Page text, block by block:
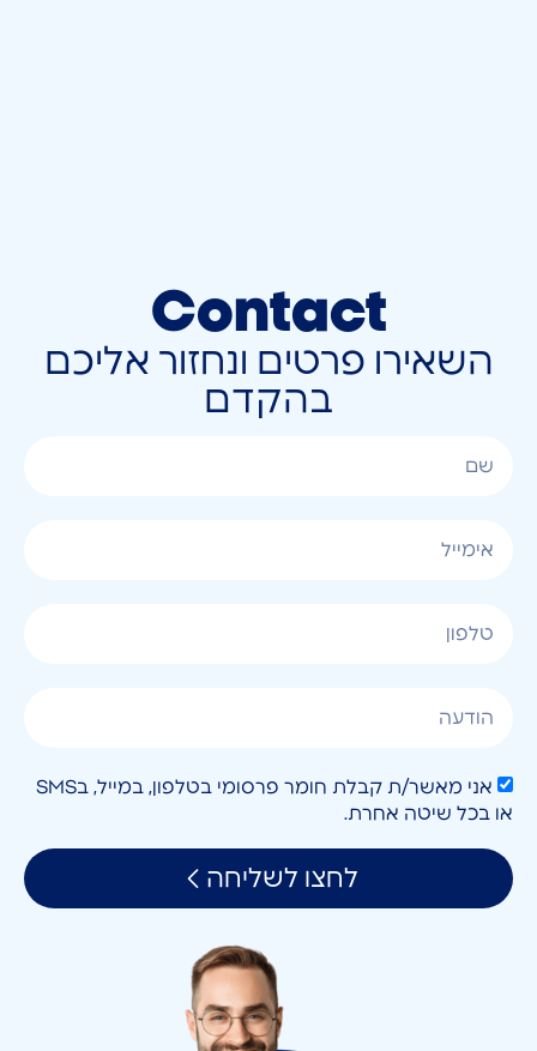
Contact
השאירו פרטים ונחזור אליכם
בהקדם
אני מאשר/ת קבלת חומר פרסומי בטלפון, במייל, בSMS
או בכל שיטה אחרת.
לחצו לשליחה